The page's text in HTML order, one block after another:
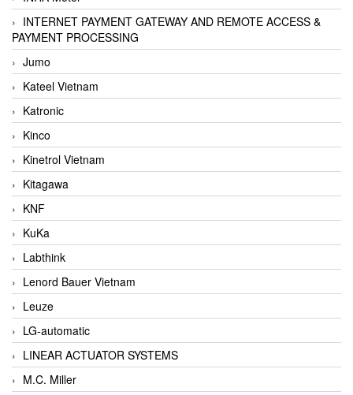
INTERNET PAYMENT GATEWAY AND REMOTE ACCESS &
PAYMENT PROCESSING
Jumo
Kateel Vietnam
Katronic
Kinco
Kinetrol Vietnam
Kitagawa
KNF
KuKa
Labthink
Lenord Bauer Vietnam
Leuze
LG-automatic
LINEAR ACTUATOR SYSTEMS
M.C. Miller